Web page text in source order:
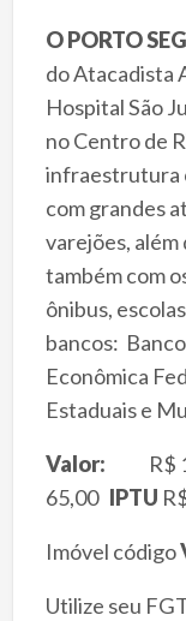
O PORTO
do Atacadista
Hospital São
no Centro de
infraestrutura
com grandes
varejões,
também com
ônibus,
bancos:
Econômica
Estaduais e
Valor: R$
65,00 IPTU
Imóvel código
Utilize seu